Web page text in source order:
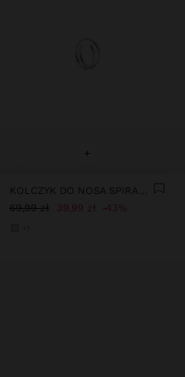
+
KOLCZYK DO NOSA SPIRALA – STAL NIERDZEWNA
69,99 zł
39,99 zł 43%